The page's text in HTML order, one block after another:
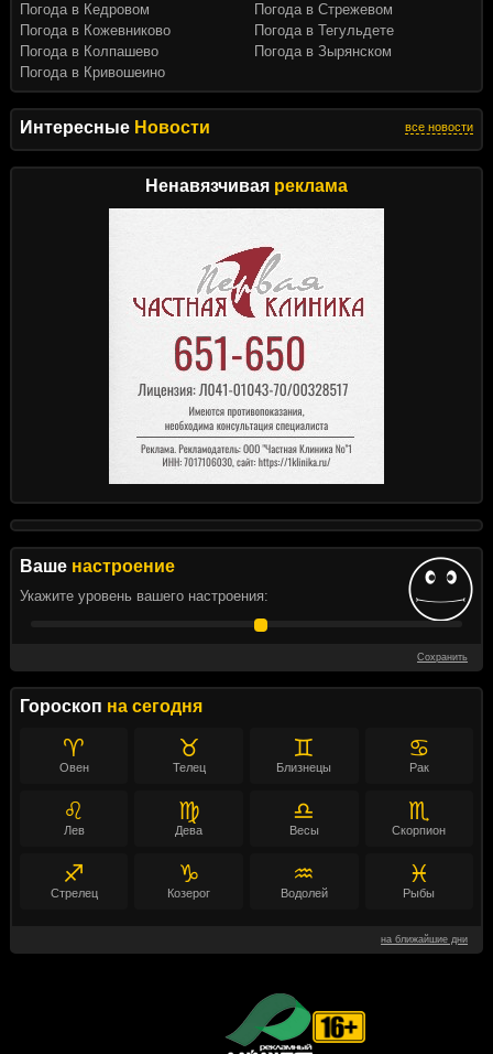
Интересные Новости все новости
Ненавязчивая реклама
Ваше настроение
Укажите уровень вашего настроения:
Сохранить
Гороскоп на сегодня
♈
Овен
♉
Телец
♊
Близнецы
♋
Рак
♌
Лев
♍
Дева
♎
Весы
♏
Скорпион
♐
Стрелец
♑
Козерог
♒
Водолей
♓
Рыбы
на ближайшие дни
Погода в Кедровом
Погода в Кожевниково
Погода в Колпашево
Погода в Кривошеино
Погода в Стрежевом
Погода в Тегульдете
Погода в Зырянском